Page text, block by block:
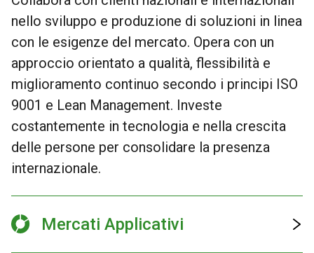
nello sviluppo e produzione di soluzioni in linea
con le esigenze del mercato. Opera con un
approccio orientato a qualità, flessibilità e
miglioramento continuo secondo i principi ISO
9001 e Lean Management. Investe
costantemente in tecnologia e nella crescita
delle persone per consolidare la presenza
internazionale.
Mercati Applicativi